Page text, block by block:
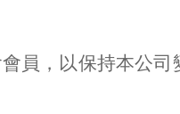
員，以保持本公